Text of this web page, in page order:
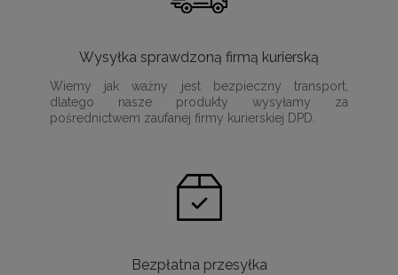
Wysyłka sprawdzoną firmą kurierską
Wiemy jak ważny jest bezpieczny transport,
dlatego nasze produkty wysyłamy za
pośrednictwem zaufanej firmy kurierskiej DPD.
Bezpłatna przesyłka